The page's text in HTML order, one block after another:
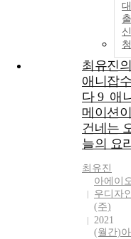
대
출
신
청
최유진의
애니잡수
다 9_애
메이션이
건네는
늘의 요
최유진
아에이
우디자
(주)
2021
(월간)